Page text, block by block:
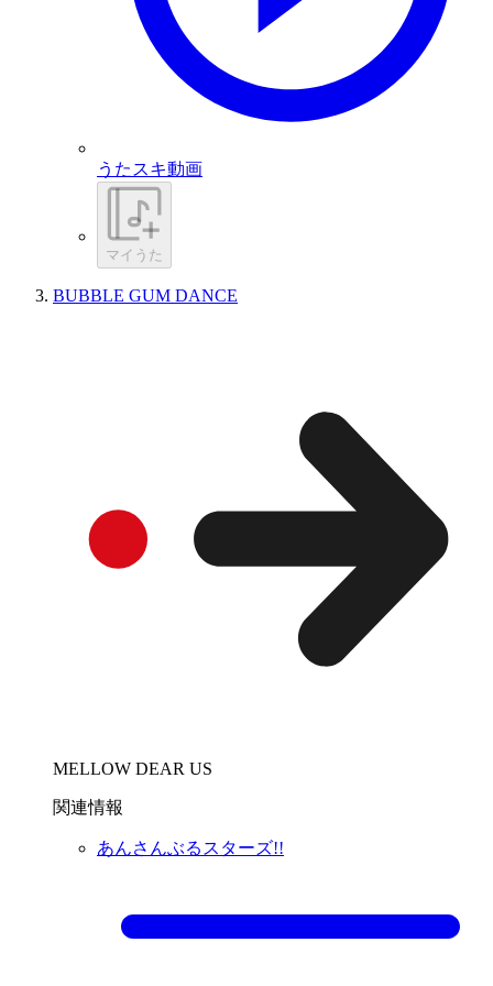
うたスキ動画
マイうた
BUBBLE GUM DANCE
MELLOW DEAR US
関連情報
あんさんぶるスターズ!!